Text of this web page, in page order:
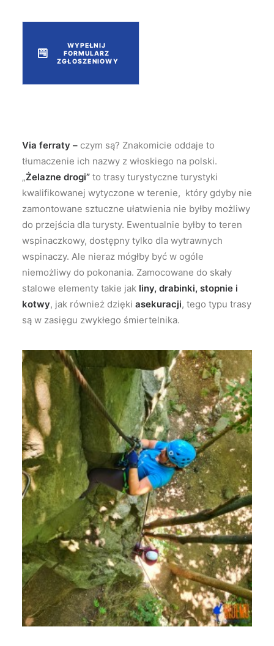
WYPEŁNIJ
FORMULARZ
ZGŁOSZENIOWY
Via ferraty – czym są? Znakomicie oddaje to
tłumaczenie ich nazwy z włoskiego na polski.
„Żelazne drogi” to trasy turystyczne turystyki
kwalifikowanej wytyczone w terenie, który gdyby nie
zamontowane sztuczne ułatwienia nie byłby możliwy
do przejścia dla turysty. Ewentualnie byłby to teren
wspinaczkowy, dostępny tylko dla wytrawnych
wspinaczy. Ale nieraz mógłby być w ogóle
niemożliwy do pokonania. Zamocowane do skały
stalowe elementy takie jak liny, drabinki, stopnie i
kotwy, jak również dzięki asekuracji, tego typu trasy
są w zasięgu zwykłego śmiertelnika.